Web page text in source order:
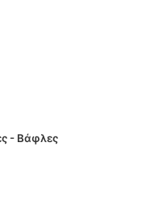
- Βάφλες